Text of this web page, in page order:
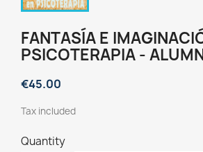
FANTASÍA E
PSICOTERAPIA -
€45.00
Tax included
Quantity